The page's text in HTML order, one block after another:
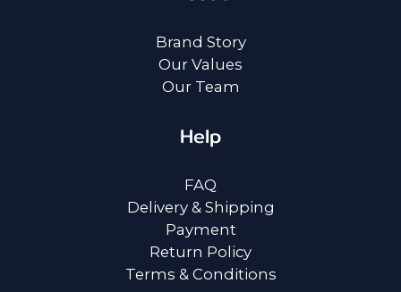
Brand Story
Our Values
Our Team
Help
FAQ
Delivery & Shipping
Payment
Return Policy
Terms & Conditions